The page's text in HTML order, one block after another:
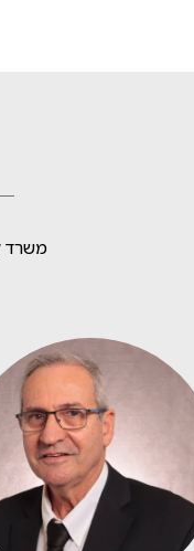
משרד קן-דרור